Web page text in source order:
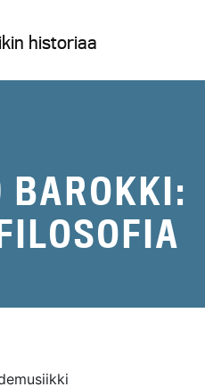
historiaa